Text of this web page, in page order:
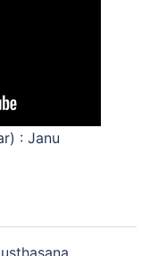
: Janu